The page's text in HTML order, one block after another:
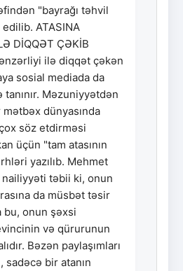
"bayrağı təhvil
ATASINA
DİQQƏT ÇƏKİB
ilə diqqət çəkən
sosial mediada da
tanınır. Məzuniyyətdən
dünyasında
söz etdirməsi
üçün "tam atasının
yazılıb. Mehmet
təbii ki, onun
da müsbət təsir
bu, onun şəxsi
və qürurunun
Bəzən paylaşımları
sadəcə bir atanın